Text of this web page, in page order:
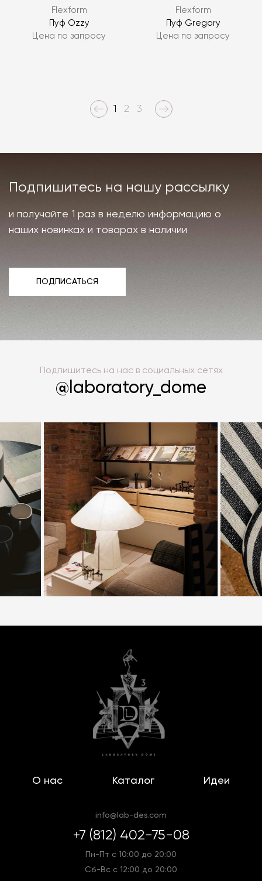
Flexform
Пуф Ozzy
Цена по запросу
Flexform
Пуф Gregory
Цена по запросу
1 2 3
Подпишитесь на нашу рассылку
и получайте 1 раз в неделю информацию о
наших новинках и товарах в наличии
ПОДПИСАТЬСЯ
Подпишитесь на нас в социальных сетях
@laboratory_dome
О нас Каталог Идеи
info@lab-des.com
+7 (812) 402-75-08
Пн-Пт с 10:00 до 20:00
Сб-Вс с 12:00 до 20:00